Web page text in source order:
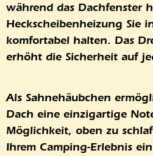
während das Dachfenster
Heckscheibenheizung Sie
komfortabel halten. Das
erhöht die Sicherheit auf
Als Sahnehäubchen
Dach eine einzigartige
Möglichkeit, oben zu
Ihrem Camping-Erlebnis